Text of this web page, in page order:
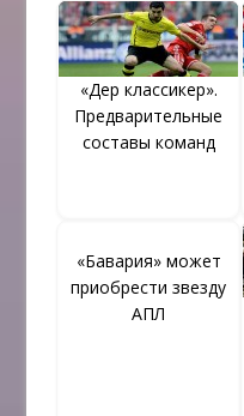
«Дер классикер».
Предварительные
составы команд
«Бавария» может
приобрести звезду
АПЛ